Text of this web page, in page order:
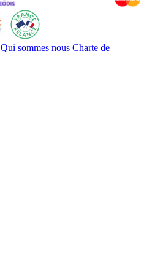
Qui sommes nous Charte de